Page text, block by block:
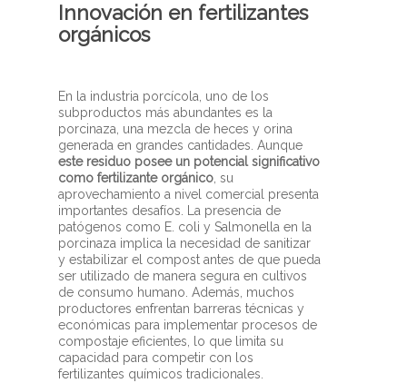
Innovación en fertilizantes
orgánicos
En la industria porcícola, uno de los
subproductos más abundantes es la
porcinaza, una mezcla de heces y orina
generada en grandes cantidades. Aunque
este residuo posee un potencial significativo
como fertilizante orgánico , su
aprovechamiento a nivel comercial presenta
importantes desafíos. La presencia de
patógenos como E. coli y Salmonella en la
porcinaza implica la necesidad de sanitizar
y estabilizar el compost antes de que pueda
ser utilizado de manera segura en cultivos
de consumo humano. Además, muchos
productores enfrentan barreras técnicas y
económicas para implementar procesos de
compostaje eficientes, lo que limita su
capacidad para competir con los
fertilizantes químicos tradicionales.